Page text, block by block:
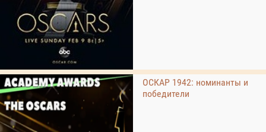
ОСКАР 1942: номинанты и
победители